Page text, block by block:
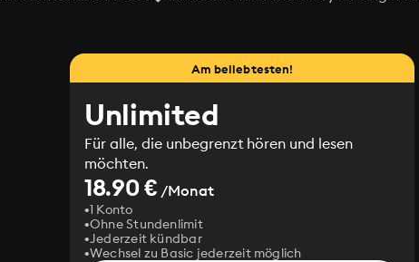
Am beliebtesten!
Unlimited
Für alle, die unbegrenzt hören und lesen
möchten.
18.90 € /Monat
1 Konto
Ohne Stundenlimit
Jederzeit kündbar
Wechsel zu Basic jederzeit möglich